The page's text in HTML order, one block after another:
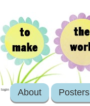
login About Posters